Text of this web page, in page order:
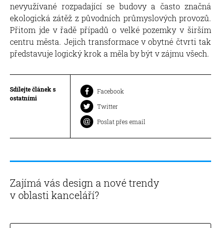
nevyužívané rozpadající se budovy a často značná
ekologická zátěž z původních průmyslových provozů.
Přitom jde v řadě případů o velké pozemky v širším
centru města. Jejich transformace v obytné čtvrti tak
představuje logický krok a měla by být v zájmu všech.
Sdílejte článek s
ostatními
Facebook
Twitter
Poslat přes email
Zajímá vás design a nové trendy
v oblasti kanceláří?